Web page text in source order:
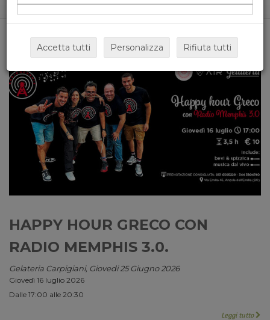
Home News&events
HAPPY HOUR GRECO CON
RADIO MEMPHIS 3.0.
Gelateria Carpigiani, Giovedi 25 Giugno 2026
Giovedì 16 luglio 2026
Dalle 17:00 alle 20:30
Leggi tutto
Accetta tutti Personalizza Rifiuta tutti